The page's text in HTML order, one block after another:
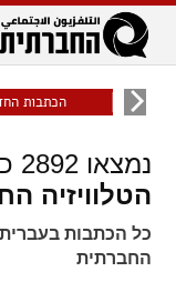
visibility_off
ביטול הבהובים
הכתבות
נמצאו2892
הטלוויזיה
כל הכתבות בעברית
החברתית